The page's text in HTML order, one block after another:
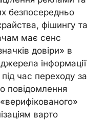
безпосередньо
фішингу та
має сенс
довіри» в
інформації
час переходу за
повідомлення
варто